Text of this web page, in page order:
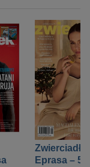
Zwierciadło
Eprasa – 5/